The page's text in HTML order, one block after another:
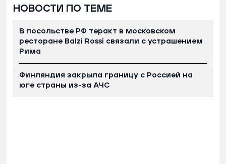
НОВОСТИ ПО ТЕМЕ
В посольстве РФ теракт в московском
ресторане Balzi Rossi связали с устрашением
Рима
Финляндия закрыла границу с Россией на
юге страны из-за АЧС